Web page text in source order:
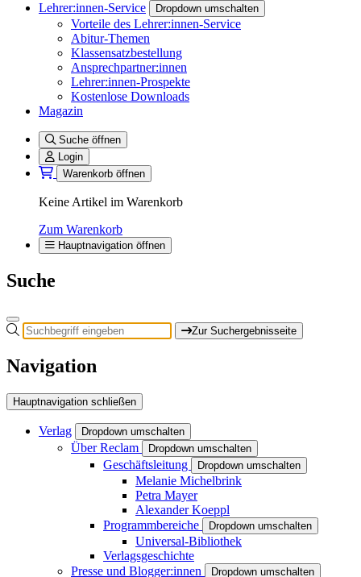
Lehrer:innen-Service
Dropdown umschalten
Vorteile des Lehrer:innen-Service
Abitur-Themen
Klassensatzbestellung
Ansprechpartner:innen
Lehrer:innen-Prospekte
Kostenlose Downloads
Magazin
Suche öffnen
Login
Warenkorb öffnen
Keine Artikel im Warenkorb
Zum Warenkorb
Hauptnavigation öffnen
Suche
Zur Suchergebnisseite
Navigation
Hauptnavigation schließen
Verlag Dropdown umschalten
Über Reclam Dropdown umschalten
Geschäftsleitung Dropdown umschalten
Melanie Michelbrink
Petra Mayer
Alexander Koeppl
Programmbereiche
Dropdown umschalten
Universal-Bibliothek
Verlagsgeschichte
Presse und Blogger:innen
Dropdown umschalten